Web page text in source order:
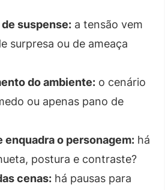
suspense: a tensão vem
surpresa ou de ameaça
do ambiente: o cenário
ou apenas pano de
enquadra o personagem: há
postura e contraste?
cenas: há pausas para